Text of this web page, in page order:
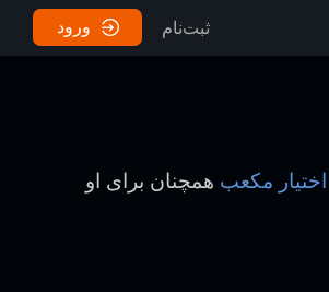
ثبت‌نام ورود
اختیار مکعب همچنان برای او